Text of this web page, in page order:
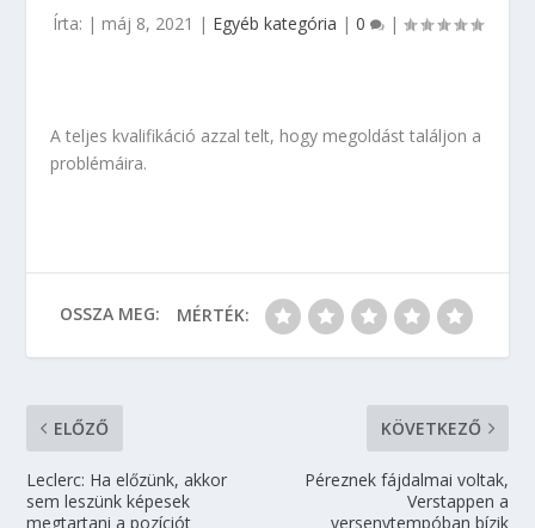
Írta: | máj 8, 2021 | Egyéb kategória | 0 |
A teljes kvalifikáció azzal telt, hogy megoldást találjon a
problémáira.
OSSZA MEG: MÉRTÉK:
ELŐZŐ
Leclerc: Ha előzünk, akkor
sem leszünk képesek
megtartani a pozíciót
KÖVETKEZŐ
Péreznek fájdalmai voltak,
Verstappen a
versenytempóban bízik